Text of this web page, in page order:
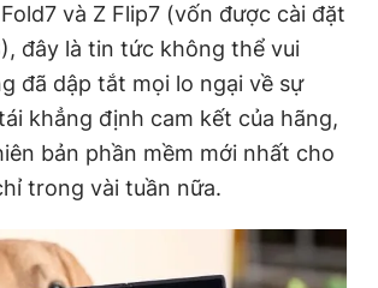
trên điện thoại
Liên hệ quảng cáo
0908 780 404
và Z Flip7 (vốn được cài đặt
đây là tin tức không thể vui
đã dập tắt mọi lo ngại về sự
khẳng định cam kết của hãng,
bản phần mềm mới nhất cho
trong vài tuần nữa.